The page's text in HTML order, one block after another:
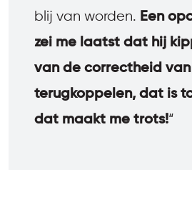
blij van worden. Een
zei me laatst dat hij
van de correctheid van
terugkoppelen, dat is
dat maakt me trots!“